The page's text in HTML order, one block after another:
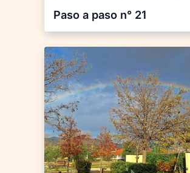
Paso a paso n° 21